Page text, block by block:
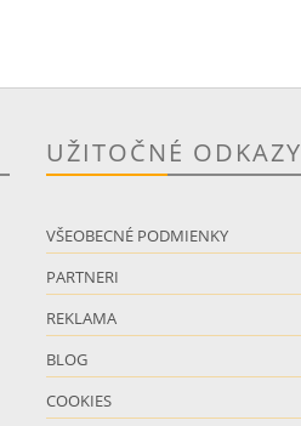
UŽITOČNÉ ODKAZY
VŠEOBECNÉ PODMIENKY
PARTNERI
REKLAMA
BLOG
COOKIES